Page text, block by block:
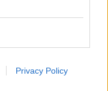
Privacy Policy
újra az
foglalkozás, újra az
javasolta az
a Magyar